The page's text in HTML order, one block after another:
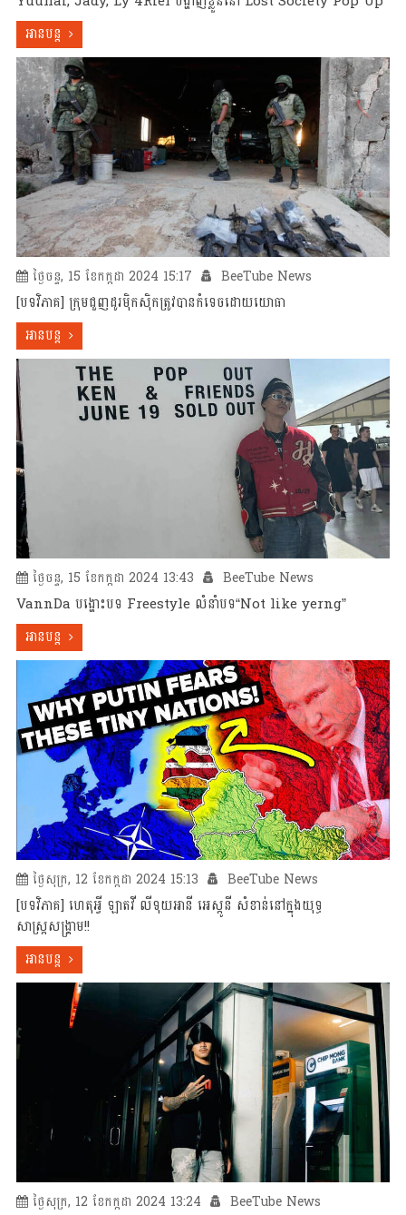
អានបន្ត
ថ្ងៃចន្ទ, 15 ខែកក្កដា 2024 15:17 BeeTube News
[បទវិភាគ] ក្រុមជួញដូរម៉ិកស៉ិកត្រូវបានកំទេចដោយយោធា
អានបន្ត
ថ្ងៃចន្ទ, 15 ខែកក្កដា 2024 13:43 BeeTube News
VannDa បង្ហោះបទ Freestyle លំនាំបទ“Not like yerng”
អានបន្ត
ថ្ងៃសុក្រ, 12 ខែកក្កដា 2024 15:13 BeeTube News
[បទវិភាគ] ហេតុអ្វី ឡាតវី លីទុយអានី អេស្តូនី សំខាន់នៅក្នុងយុទ្ធ
សាស្រ្តសង្គ្រាម!!
អានបន្ត
ថ្ងៃសុក្រ, 12 ខែកក្កដា 2024 13:24 BeeTube News